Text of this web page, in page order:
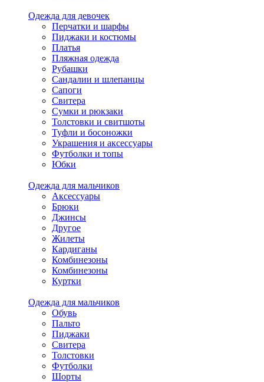
Одежда для девочек
Перчатки и шарфы
Пиджаки и костюмы
Платья
Пляжная одежда
Рубашки
Сандалии и шлепанцы
Сапоги
Свитера
Сумки и рюкзаки
Толстовки и свитшоты
Туфли и босоножки
Украшения и аксессуары
Футболки и топы
Юбки
Одежда для мальчиков
Аксессуары
Брюки
Джинсы
Другое
Жилеты
Кардиганы
Комбинезоны
Комбинезоны
Куртки
Одежда для мальчиков
Обувь
Пальто
Пиджаки
Свитера
Толстовки
Футболки
Шорты